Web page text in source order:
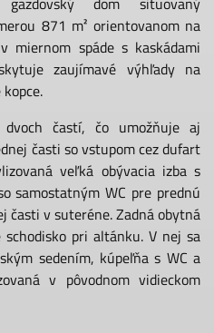
871 m² orientovanom na
miernom spáde s kaskádami
zaujímavé výhľady na
častí, čo umožňuje aj
časti so vstupom cez dufart
veľká obývacia izba s
samostatným WC pre prednú
časti v suteréne. Zadná obytná
pri altánku. V nej sa
sedením, kúpeľňa s WC a
v pôvodnom vidieckom